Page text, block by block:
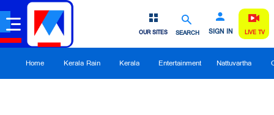
SEARCH SIGN IN
OUR SITES LIVE TV
Home Kerala Rain Kerala Entertainment Nattuvartha